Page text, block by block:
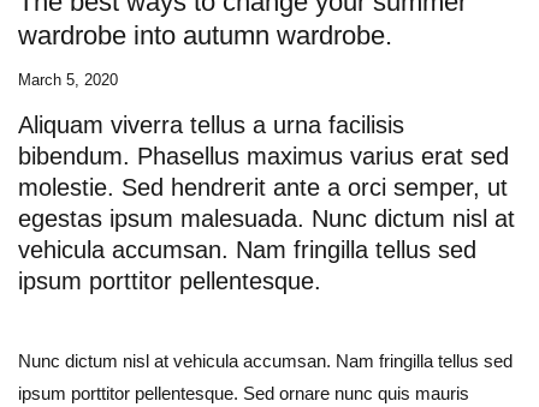
wardrobe into autumn wardrobe.
March 5, 2020
Aliquam viverra tellus a urna facilisis
bibendum. Phasellus maximus varius erat sed
molestie. Sed hendrerit ante a orci semper, ut
egestas ipsum malesuada. Nunc dictum nisl at
vehicula accumsan. Nam fringilla tellus sed
ipsum porttitor pellentesque.
Nunc dictum nisl at vehicula accumsan. Nam fringilla tellus sed
ipsum porttitor pellentesque. Sed ornare nunc quis mauris